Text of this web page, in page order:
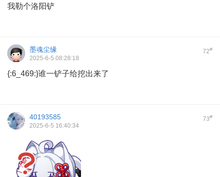
我勒个洛阳铲
72#
墨魂尘缘
2025-6-5 08:28:18
{:6_469:}谁一铲子给挖出来了
73#
40193585
2025-6-5 16:40:34